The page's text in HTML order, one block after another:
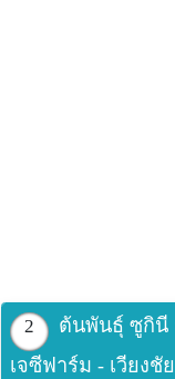
2
ต้นพันธุ์ ซูกินี
เจซีฟาร์ม - เวียงชั